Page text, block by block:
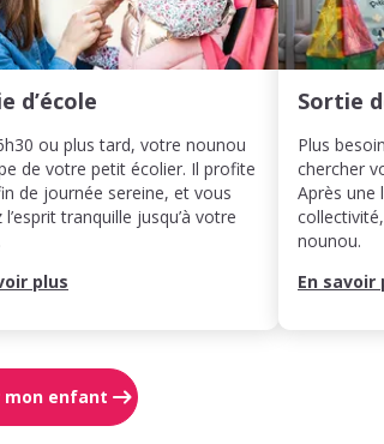
d’école
ou plus tard, votre nounou
de votre petit écolier. Il profite
de journée sereine, et vous
l’esprit tranquille jusqu’à votre
plus
Sortie
Plus
chercher
Après une
nounou.
En savoir
enfant